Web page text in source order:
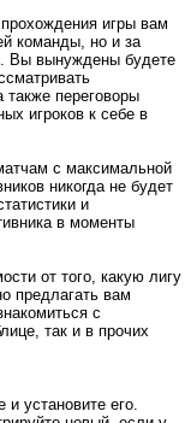
игры вам
команды, но и за
Вы вынуждены будете
переговоры
игроков к себе в
с максимальной
никогда не будет
и
в моменты
от того, какую лигу
предлагать вам
с
так и в прочих
установите его.